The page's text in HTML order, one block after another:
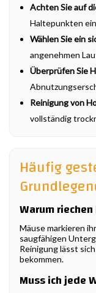
Achten Sie auf
Haltepunkten
Wählen Sie ein
angenehmen
Überprüfen Sie
Reinigung von
vollständig
Häufig
Warum
Mäuse markieren
saugfähigen
Reinigung lässt
bekommen.
Muss ich jede